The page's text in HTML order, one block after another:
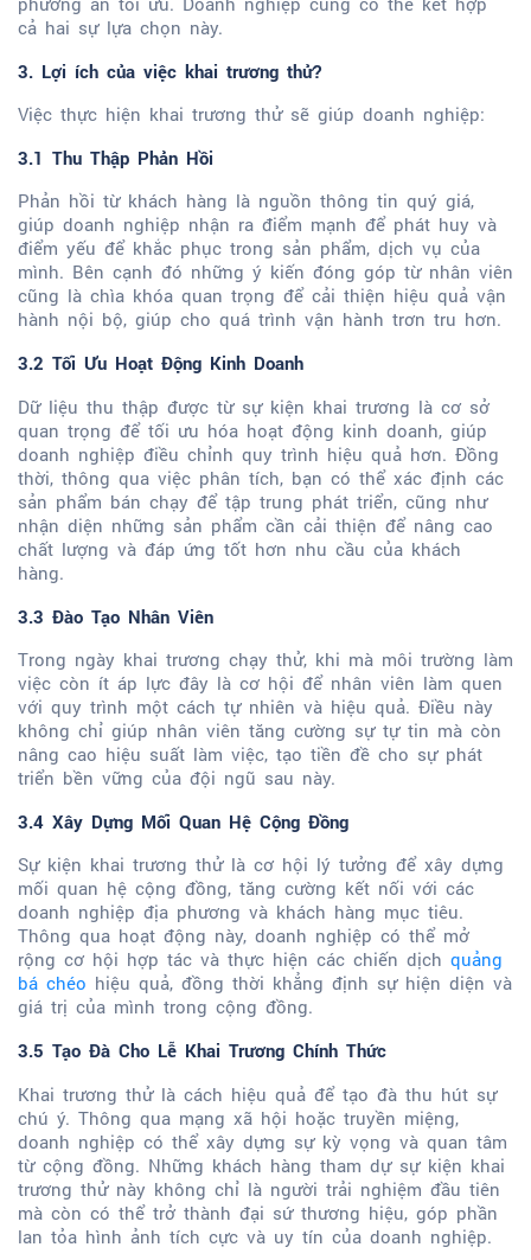
cả hai sự lựa chọn này.
3. Lợi ích của việc khai trương thử?
Việc thực hiện khai trương thử sẽ giúp doanh nghiệp:
3.1 Thu Thập Phản Hồi
Phản hồi từ khách hàng là nguồn thông tin quý giá,
giúp doanh nghiệp nhận ra điểm mạnh để phát huy và
điểm yếu để khắc phục trong sản phẩm, dịch vụ của
mình. Bên cạnh đó những ý kiến đóng góp từ nhân viên
cũng là chìa khóa quan trọng để cải thiện hiệu quả vận
hành nội bộ, giúp cho quá trình vận hành trơn tru hơn.
3.2 Tối Ưu Hoạt Động Kinh Doanh
Dữ liệu thu thập được từ sự kiện khai trương là cơ sở
quan trọng để tối ưu hóa hoạt động kinh doanh, giúp
doanh nghiệp điều chỉnh quy trình hiệu quả hơn. Đồng
thời, thông qua việc phân tích, bạn có thể xác định các
sản phẩm bán chạy để tập trung phát triển, cũng như
nhận diện những sản phẩm cần cải thiện để nâng cao
chất lượng và đáp ứng tốt hơn nhu cầu của khách
hàng.
3.3 Đào Tạo Nhân Viên
Trong ngày khai trương chạy thử, khi mà môi trường làm
việc còn ít áp lực đây là cơ hội để nhân viên làm quen
với quy trình một cách tự nhiên và hiệu quả. Điều này
không chỉ giúp nhân viên tăng cường sự tự tin mà còn
nâng cao hiệu suất làm việc, tạo tiền đề cho sự phát
triển bền vững của đội ngũ sau này.
3.4 Xây Dựng Mối Quan Hệ Cộng Đồng
Sự kiện khai trương thử là cơ hội lý tưởng để xây dựng
mối quan hệ cộng đồng, tăng cường kết nối với các
doanh nghiệp địa phương và khách hàng mục tiêu.
Thông qua hoạt động này, doanh nghiệp có thể mở
rộng cơ hội hợp tác và thực hiện các chiến dịch quảng
bá chéo hiệu quả, đồng thời khẳng định sự hiện diện và
giá trị của mình trong cộng đồng.
3.5 Tạo Đà Cho Lễ Khai Trương Chính Thức
Khai trương thử là cách hiệu quả để tạo đà thu hút sự
chú ý. Thông qua mạng xã hội hoặc truyền miệng,
doanh nghiệp có thể xây dựng sự kỳ vọng và quan tâm
từ cộng đồng. Những khách hàng tham dự sự kiện khai
trương thử này không chỉ là người trải nghiệm đầu tiên
mà còn có thể trở thành đại sứ thương hiệu, góp phần
lan tỏa hình ảnh tích cực và uy tín của doanh nghiệp.